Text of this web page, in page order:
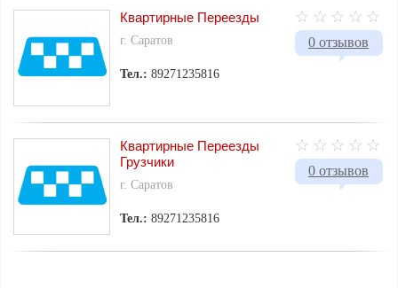
0 отзывов
Квартирные Переезды
г. Саратов
Тел.:89271235816
0 отзывов
Квартирные Переезды
Грузчики
г. Саратов
Тел.:89271235816